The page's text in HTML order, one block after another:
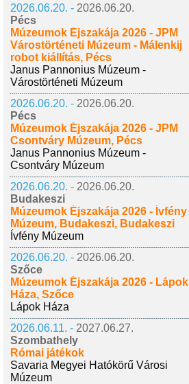
2026.06.20. - 2026.06.20.
Pécs
Múzeumok Éjszakája 2026 - JPM
Várostörténeti Múzeum - Málenkij
robot kiállítás, Pécs
Janus Pannonius Múzeum -
Várostörténeti Múzeum
2026.06.20. - 2026.06.20.
Pécs
Múzeumok Éjszakája 2026 - JPM
Csontváry Múzeum, Pécs
Janus Pannonius Múzeum -
Csontváry Múzeum
2026.06.20. - 2026.06.20.
Budakeszi
Múzeumok Éjszakája 2026 - Ívfény
Múzeum, Budakeszi, Budakeszi
Ívfény Múzeum
2026.06.20. - 2026.06.20.
Szőce
Múzeumok Éjszakája 2026 - Lápok
Háza, Szőce
Lápok Háza
2026.06.11. - 2027.06.27.
Szombathely
Római játékok
Savaria Megyei Hatókörű Városi
Múzeum